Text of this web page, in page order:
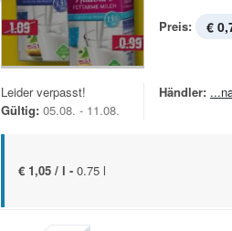
Preis: €
Leider verpasst!
Gültig: 05.08. - 11.08.
Händler:
€ 1,05 / l - 0.75 l